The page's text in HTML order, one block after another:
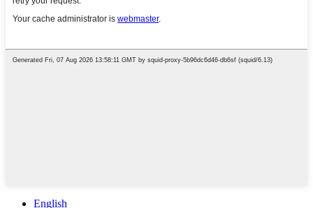
English